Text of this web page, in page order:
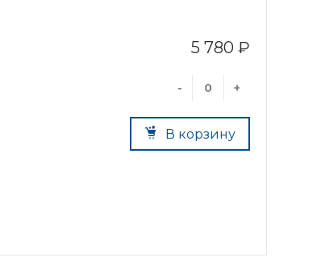
5 780 ₽
- +
В корзину